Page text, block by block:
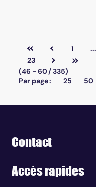
1 ...
23
(46 - 60 / 335)
Par page :
25 50
Contact
Accès rapides